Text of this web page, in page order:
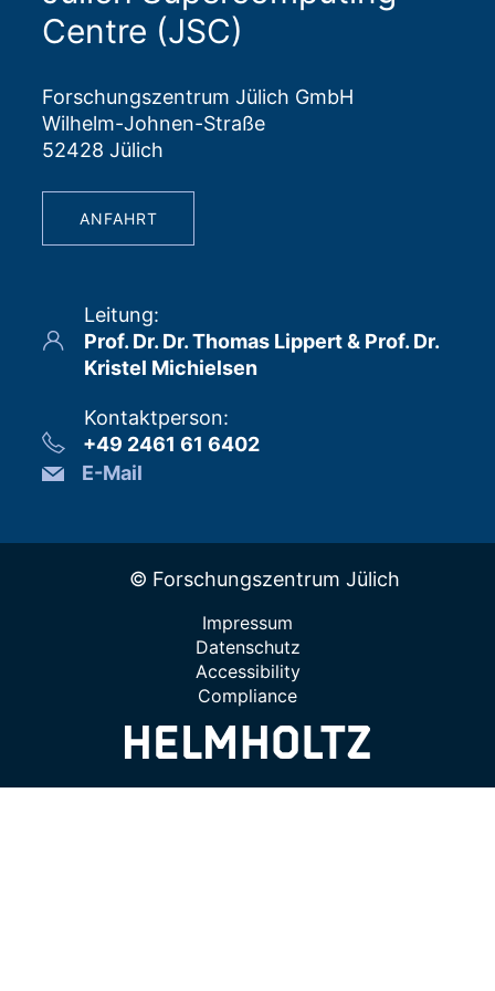
Centre (JSC)
Forschungszentrum Jülich GmbH
Wilhelm-Johnen-Straße
52428 Jülich
ANFAHRT
Leitung:
Prof. Dr. Dr. Thomas Lippert & Prof. Dr.
Kristel Michielsen
Kontaktperson:
+49 2461 61 6402
E-Mail
© Forschungszentrum Jülich
Impressum
Datenschutz
Accessibility
Compliance